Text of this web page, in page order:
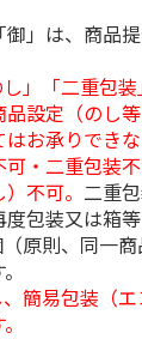
」は、商品
し」「二重包
設定（のし
お承りできな
・二重包装
不可。 二重
包装又は箱
原則、同一
簡易包装（